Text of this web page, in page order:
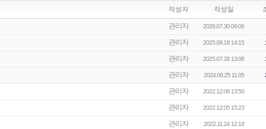
작성자 작성일
관리자 2026.07.30 09:06
관리자 2025.09.18 14:15
관리자 2025.07.28 13:08
관리자 2024.06.25 11:05
관리자 2022.12.06 13:50
관리자 2022.12.05 15:23
관리자 2022.11.24 12:18